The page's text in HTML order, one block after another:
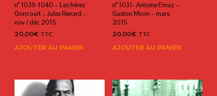
n° 1039-1040 – Les frères
Goncourt – Jules Renard –
nov / déc 2015
20,00€ TTC
AJOUTER AU PANIER
n° 1031- Antoine Emaz –
Gaston Miron – mars
2015
20,00€ TTC
AJOUTER AU PANIER